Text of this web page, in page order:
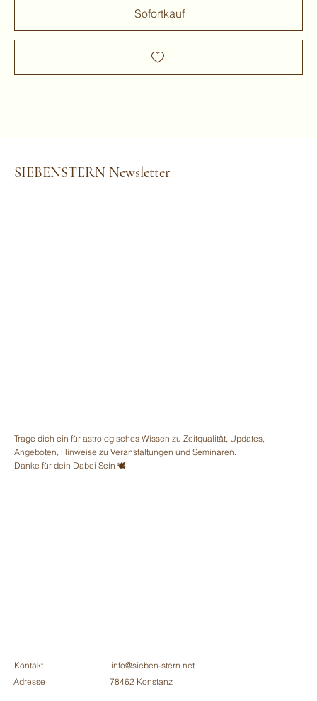
Sofortkauf
SIEBENSTERN Newsletter
Trage dich ein für astrologisches Wissen zu Zeitqualität, Updates,
Angeboten, Hinweise zu Veranstaltungen und Seminaren.
Danke für dein Dabei Sein 🕊
info@sieben-stern.net
Adresse
Kontakt
78462 Konstanz